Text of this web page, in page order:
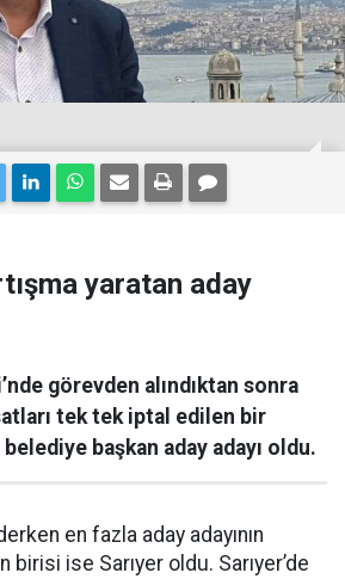
yaratan aday
görevden alındıktan sonra
tek tek iptal edilen bir
belediye başkan aday adayı oldu.
en fazla aday adayının
birisi ise Sarıyer oldu. Sarıyer’de